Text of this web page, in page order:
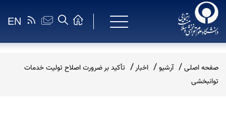
EN
صفحه اصلی آرشیو اخبار
تأکید بر ضرورت اصلاح تولیت خدمات
توانبخشی